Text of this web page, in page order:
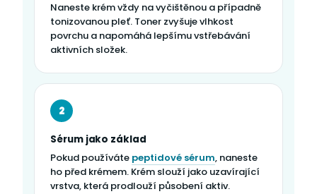
Naneste krém vždy na vyčištěnou a případně
tonizovanou pleť. Toner zvyšuje vlhkost
povrchu a napomáhá lepšímu vstřebávání
aktivních složek.
2
Sérum jako základ
Pokud používáte peptidové sérum, naneste
ho před krémem. Krém slouží jako uzavírající
vrstva, která prodlouží působení aktiv.